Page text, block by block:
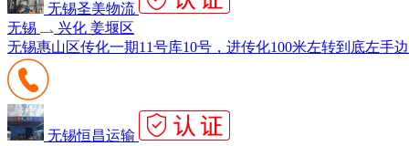
无锡圣美物流
无锡
兴化 姜堰区
无锡惠山区传化一期11号库10号，进传化100米左转到底左手
无锡恒昌运输